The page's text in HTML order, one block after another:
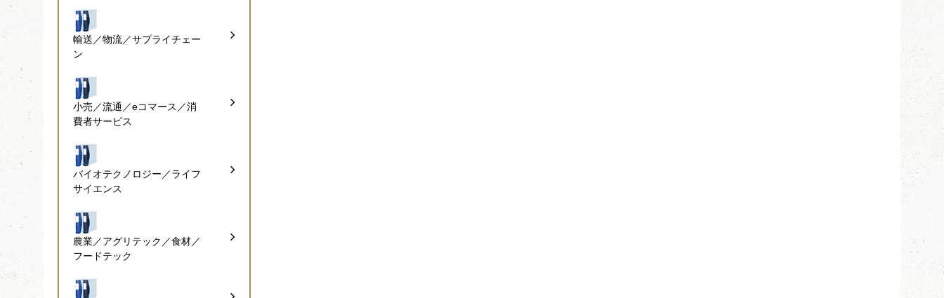
輸送／物流／サプライチェー
ン
小売／流通／eコマース／消
費者サービス
バイオテクノロジー／ライフ
サイエンス
農業／アグリテック／食材／
フードテック